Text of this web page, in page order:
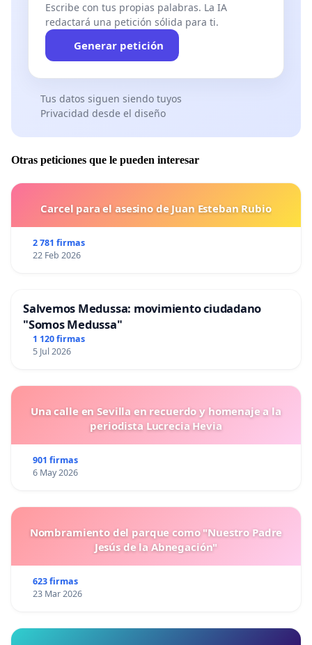
Escribe con tus propias palabras. La IA
redactará una petición sólida para ti.
Generar petición
Tus datos siguen siendo tuyos
Privacidad desde el diseño
Otras peticiones que le pueden interesar
Carcel para el asesino de Juan Esteban Rubio
2 781 firmas
22 Feb 2026
Salvemos Medussa: movimiento ciudadano
"Somos Medussa"
1 120 firmas
5 Jul 2026
Una calle en Sevilla en recuerdo y homenaje a la
periodista Lucrecia Hevia
901 firmas
6 May 2026
Nombramiento del parque como "Nuestro Padre
Jesús de la Abnegación"
623 firmas
23 Mar 2026